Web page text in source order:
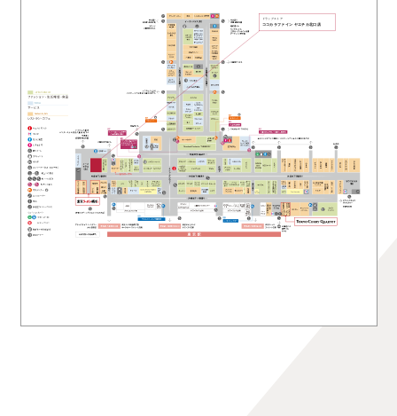
ドラッグストア
ココカラファイン ヤエチカ北口店